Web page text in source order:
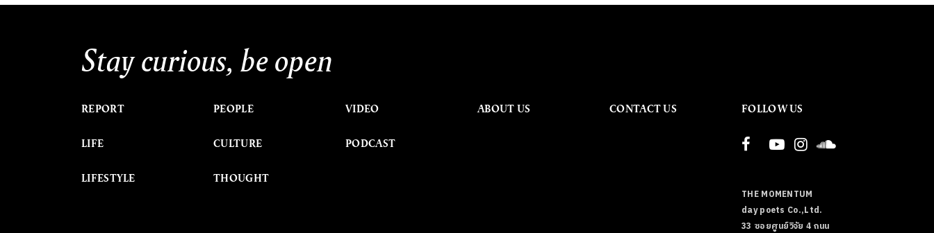
Stay curious, be open
REPORT
LIFE
LIFESTYLE
PEOPLE
CULTURE
THOUGHT
VIDEO
PODCAST
ABOUT US CONTACT US FOLLOW US
THE MOMENTUM
day poets Co.,Ltd.
33 ซอยศูนย์วิจัย 4 ถนน